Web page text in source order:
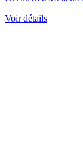
Voir détails